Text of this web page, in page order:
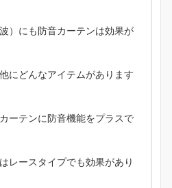
）にも防音カーテンは効果が
にどんなアイテムがあります
ーテンに防音機能をプラスで
レースタイプでも効果があり